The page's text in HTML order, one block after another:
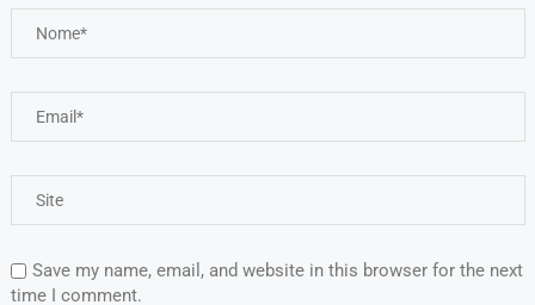
Save my name, email, and website in this browser for the next
time I comment.